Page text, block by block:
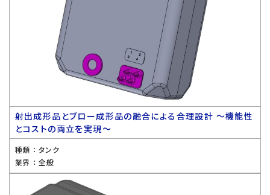
射出成形品とブロー成形品の融合による合理設計 〜機能性
とコストの両立を実現〜
種類 ： タンク
業界 ： 全般